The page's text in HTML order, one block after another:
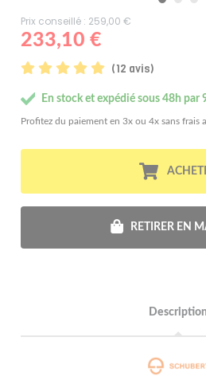
Prix conseillé : 259,00 €
233,10 €
(12 avis)
En stock et expédié sous 48h par
Profitez du paiement en 3x ou 4x sans frais
RETIRER EN
Description